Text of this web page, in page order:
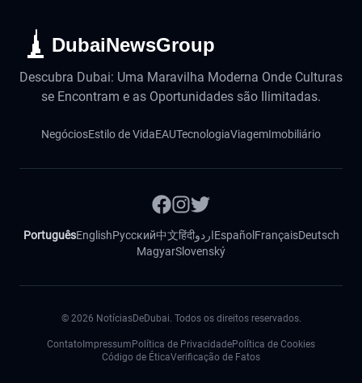
DubaiNewsGroup
Descubra Dubai: Uma Maravilha Moderna Onde Culturas
se Encontram e as Oportunidades são Ilimitadas.
NegóciosEstilo de VidaEAUTecnologiaViagemImobiliário
PortuguêsEnglishРусский中文हिंदीاردوEspañol FrançaisDeutsch
MagyarSlovenský
© 2026 NotíciasDeDubai. Todos os direitos reservados.
Contato Impressum Política de PrivacidadePolítica de Cookies
Código de ÉticaVerificação de Fatos